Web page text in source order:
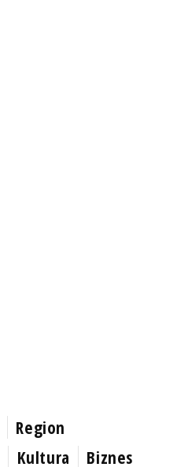
Region
Kultura Biznes